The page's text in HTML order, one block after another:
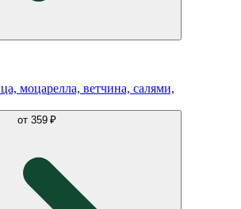
моцарелла, ветчина, салями,
от 359 ₽